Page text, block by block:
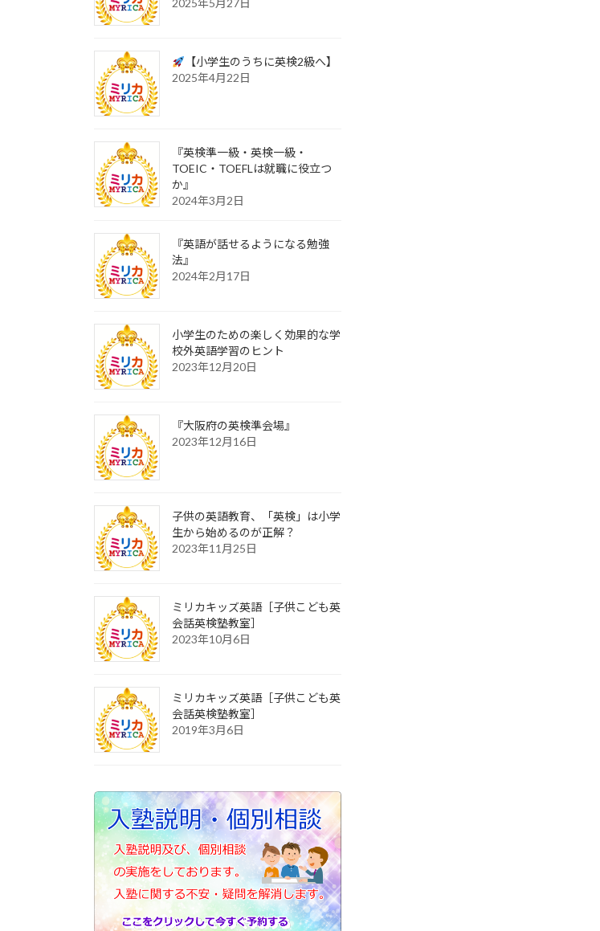
2025年5月27日
【小学生のうちに英検2級へ】
2025年4月22日
『英検準一級・英検一級・
TOEIC・TOEFLは就職に役立つ
か』
2024年3月2日
『英語が話せるようになる勉強
法』
2024年2月17日
小学生のための楽しく効果的な学
校外英語学習のヒント
2023年12月20日
『大阪府の英検準会場』
2023年12月16日
子供の英語教育、「英検」は小学
生から始めるのが正解？
2023年11月25日
ミリカキッズ英語［子供こども英
会話英検塾教室］
2023年10月6日
ミリカキッズ英語［子供こども英
会話英検塾教室］
2019年3月6日